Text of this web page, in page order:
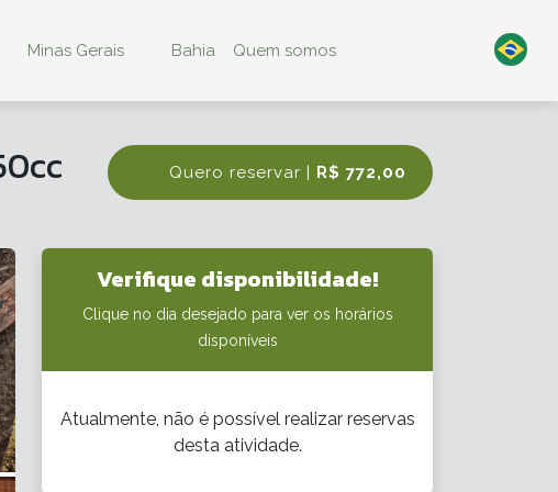
Minas Gerais Bahia Quem somos
Quero reservar | R$ 772,00
Verifique disponibilidade!
Clique no dia desejado para ver os horários
disponíveis
Atualmente, não é possível realizar reservas
desta atividade.